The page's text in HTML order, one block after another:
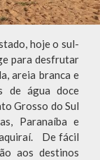
hoje o sul-
para desfrutar
areia branca e
de água doce
Grosso do Sul
Paranaíba e
De fácil
aos destinos